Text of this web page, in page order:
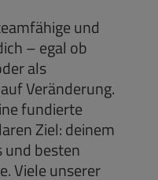
und
– egal ob
als
Veränderung.
fundierte
Ziel: deinem
und besten
Viele unserer